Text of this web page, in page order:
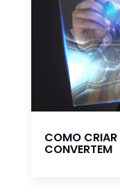
COMO CRIAR
CONVERTEM